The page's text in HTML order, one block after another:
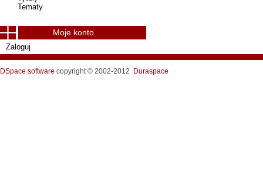
Tematy
Moje konto
Zaloguj
DSpace software copyright © 2002-2012 Duraspace